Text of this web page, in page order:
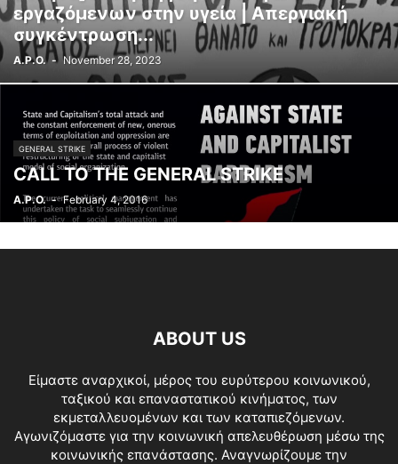
ΣΥΛΛΟΓΙΚΟΤΗΤΕΣ ΣΥΝΔΙΑΣΚΈΨΕΙΣ - ΣΥΝΈΔΡΙΑ
ΤΟΠΙΚΌ ΣΥΝΤΟΝΙΣΤΙΚΌ ΑΘΉΝΑΣ ΤΟΠΙΚΌ ΣΥΝΤΟΝΙΣΤΙΚΌ ΘΕΣ/ΚΗΣ
εργαζόμενων στην υγεία | Απεργιακή
συγκέντρωση...
A.P.O. - November 28, 2023
GENERAL STRIKE
CALL TO THE GENERAL STRIKE
A.P.O. - February 4, 2016
ABOUT US
Είμαστε αναρχικοί, μέρος του ευρύτερου κοινωνικού,
ταξικού και επαναστατικού κινήματος, των
εκμεταλλευομένων και των καταπιεζόμενων.
Αγωνιζόμαστε για την κοινωνική απελευθέρωση μέσω της
κοινωνικής επανάστασης. Αναγνωρίζουμε την